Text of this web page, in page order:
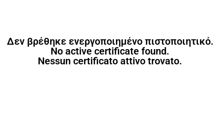
Δεν βρέθηκε ενεργοποιημένο πιστοποιητικό.
No active certificate found.
Nessun certificato attivo trovato.